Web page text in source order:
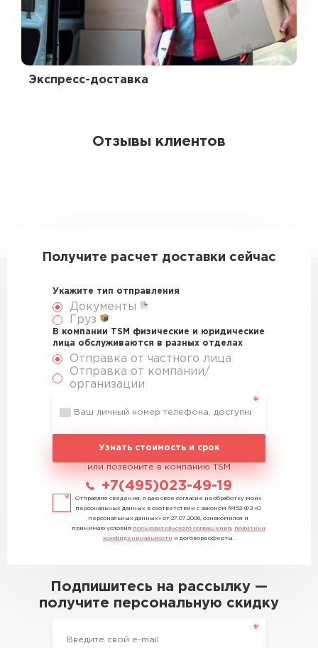
Экспресс-доставка
Отзывы клиентов
Получите расчет доставки сейчас
Укажите тип отправления
Документы
Груз
В компании TSM физические и юридические
лица обслуживаются в разных отделах
Отправка от частного лица
Отправка от компании/
организации
Узнать стоимость и срок
или позвоните в компанию TSM
+7(495)023-49-19
Отправляя сведения, я даю свое согласие на обработку моих
персональных данных в соответствии с законом №152-ФЗ «О
персональных данных» от 27.07.2006, ознакомился и
принимаю условия пользовательского соглашения
политики
конфиденциальности и договора оферты.
Подпишитесь на рассылку —
получите персональную скидку